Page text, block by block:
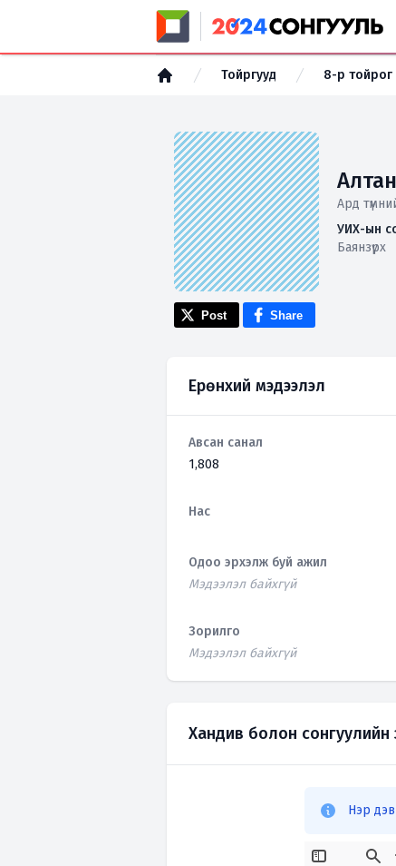
Тойргууд 8-р тойрог
Ард
УИХ-ын
Баянзүрх
Post Share
Ерөнхий мэдээлэл
Авсан санал
1,808
Нас
Одоо эрхэлж буй ажил
Мэдээлэл байхгүй
Зорилго
Мэдээлэл байхгүй
Хандив болон
Нэр